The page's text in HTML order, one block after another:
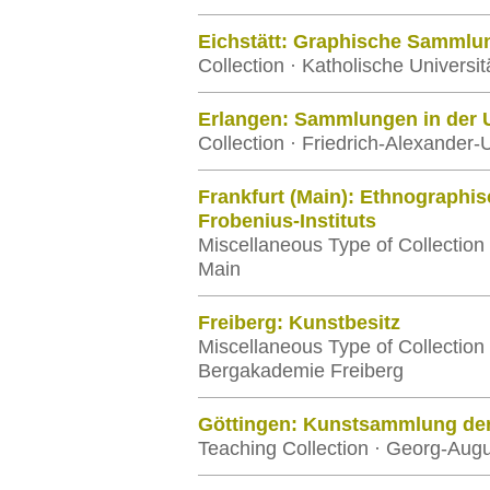
Eichstätt: Graphische
Collection · Katholische
Erlangen: Sammlungen in der
Collection · Friedrich-
Frankfurt (Main):
Frobenius-Instituts
Miscellaneous Type of
Main
Freiberg: Kunstbesitz
Miscellaneous Type of
Bergakademie Freiberg
Göttingen: Kunstsammlung
Teaching Collection · Georg-